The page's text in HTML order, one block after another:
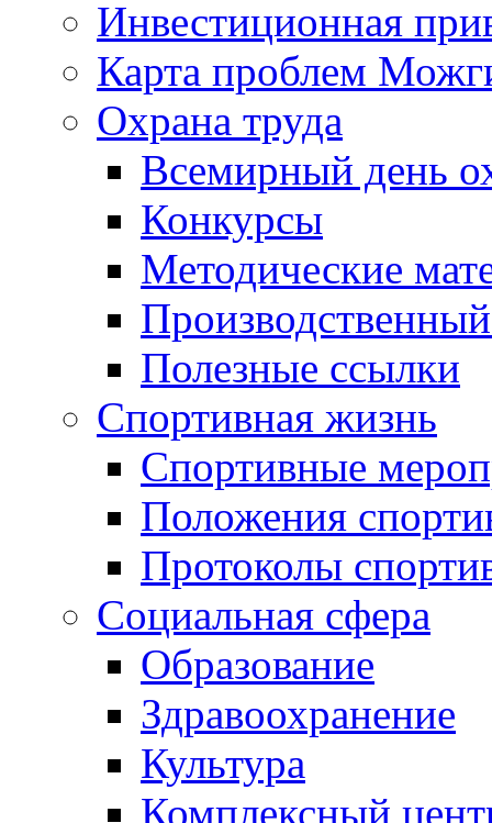
Инвестиционная
Карта проблем
Охрана труда
Всемирный день
Конкурсы
Методические
Полезные ссылки
Спортивная жизнь
Спортивные
Положения
Протоколы
Социальная сфера
Образование
Здравоохранение
Культура
Комплексный